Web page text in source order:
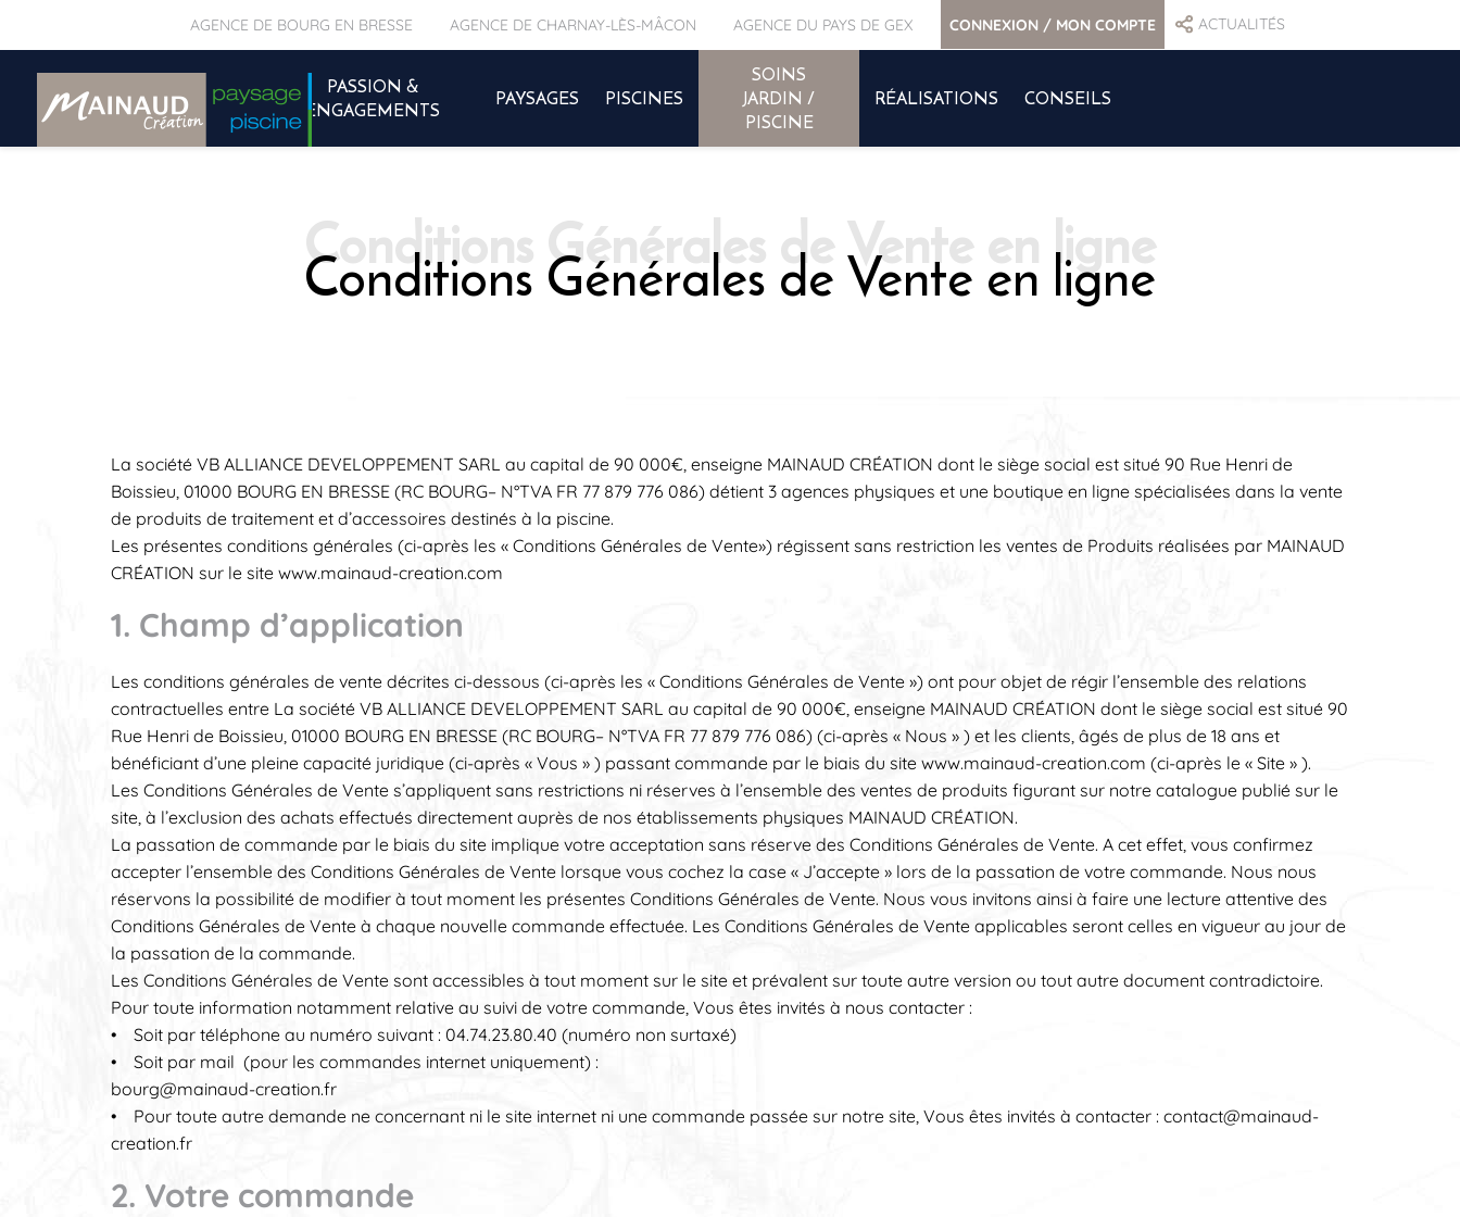
AGENCE DE BOURG EN BRESSE AGENCE DE CHARNAY-LÈS-MÂCON AGENCE DU PAYS DE GEX CONNEXION / MON COMPTE ACTUALITÉS
PASSION &
ENGAGEMENTS
PAYSAGES PISCINES
SOINS
JARDIN /
PISCINE
RÉALISATIONS CONSEILS
Conditions Générales de Vente en ligne
La société VB ALLIANCE DEVELOPPEMENT SARL au capital de 90 000€, enseigne MAINAUD CRÉATION dont le siège social est situé 90 Rue Henri de
Boissieu, 01000 BOURG EN BRESSE (RC BOURG– N°TVA FR 77 879 776 086) détient 3 agences physiques et une boutique en ligne spécialisées dans la vente
de produits de traitement et d’accessoires destinés à la piscine.
Les présentes conditions générales (ci-après les « Conditions Générales de Vente») régissent sans restriction les ventes de Produits réalisées par MAINAUD
CRÉATION sur le site www.mainaud-creation.com
1. Champ d’application
Les conditions générales de vente décrites ci-dessous (ci-après les « Conditions Générales de Vente ») ont pour objet de régir l’ensemble des relations
contractuelles entre La société VB ALLIANCE DEVELOPPEMENT SARL au capital de 90 000€, enseigne MAINAUD CRÉATION dont le siège social est situé 90
Rue Henri de Boissieu, 01000 BOURG EN BRESSE (RC BOURG– N°TVA FR 77 879 776 086) (ci-après « Nous » ) et les clients, âgés de plus de 18 ans et
bénéficiant d’une pleine capacité juridique (ci-après « Vous » ) passant commande par le biais du site www.mainaud-creation.com (ci-après le « Site » ).
Les Conditions Générales de Vente s’appliquent sans restrictions ni réserves à l’ensemble des ventes de produits figurant sur notre catalogue publié sur le
site, à l’exclusion des achats effectués directement auprès de nos établissements physiques MAINAUD CRÉATION.
La passation de commande par le biais du site implique votre acceptation sans réserve des Conditions Générales de Vente. A cet effet, vous confirmez
accepter l’ensemble des Conditions Générales de Vente lorsque vous cochez la case « J’accepte » lors de la passation de votre commande. Nous nous
réservons la possibilité de modifier à tout moment les présentes Conditions Générales de Vente. Nous vous invitons ainsi à faire une lecture attentive des
Conditions Générales de Vente à chaque nouvelle commande effectuée. Les Conditions Générales de Vente applicables seront celles en vigueur au jour de
la passation de la commande.
Les Conditions Générales de Vente sont accessibles à tout moment sur le site et prévalent sur toute autre version ou tout autre document contradictoire.
Pour toute information notamment relative au suivi de votre commande, Vous êtes invités à nous contacter :
• Soit par téléphone au numéro suivant : 04.74.23.80.40 (numéro non surtaxé)
• Soit par mail (pour les commandes internet uniquement) :
bourg@mainaud-creation.fr
• Pour toute autre demande ne concernant ni le site internet ni une commande passée sur notre site, Vous êtes invités à contacter : contact@mainaud-
creation.fr
2. Votre commande